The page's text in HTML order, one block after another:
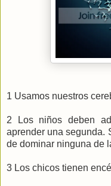
1 Usamos nuestros
2 Los niños deben
aprender una segunda.
de dominar ninguna de
3 Los chicos tienen